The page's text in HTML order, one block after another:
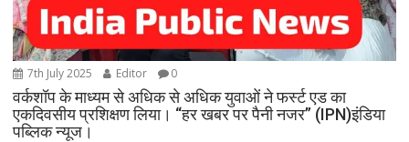
7th July 2025 Editor 0
वर्कशॉप के माध्यम से अधिक से अधिक युवाओं ने फर्स्ट एड का
एकदिवसीय प्रशिक्षण लिया। “हर खबर पर पैनी नजर” (IPN)इंडिया
पब्लिक न्यूज।